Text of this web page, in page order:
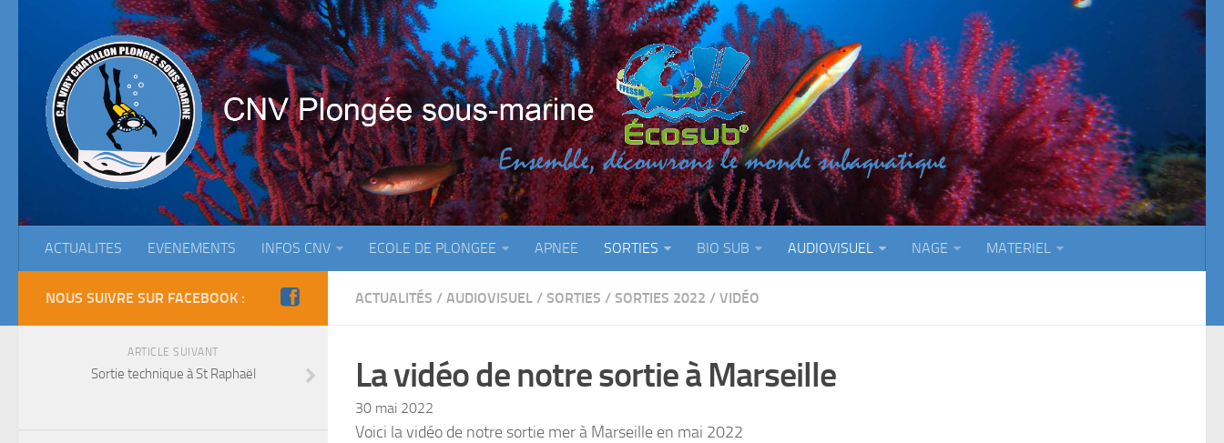
ACTUALITES EVENEMENTS INFOS CNV ECOLE DE PLONGEE APNEE SORTIES BIO SUB AUDIOVISUEL NAGE MATERIEL
ACTUALITÉS / AUDIOVISUEL / SORTIES / SORTIES 2022 / VIDÉO
La vidéo de notre sortie à Marseille
30 mai 2022
Voici la vidéo de notre sortie mer à Marseille en mai 2022
NOUS SUIVRE SUR FACEBOOK :
ARTICLE SUIVANT
Sortie technique à St Raphaël